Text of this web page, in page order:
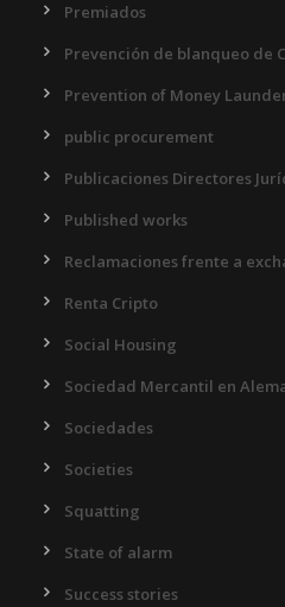
Premiados
Prevención de blanqueo de
Prevention of Money
public procurement
Publicaciones Directores
Published works
Reclamaciones frente a
Renta Cripto
Social Housing
Sociedad Mercantil en
Sociedades
Societies
Squatting
State of alarm
Success stories